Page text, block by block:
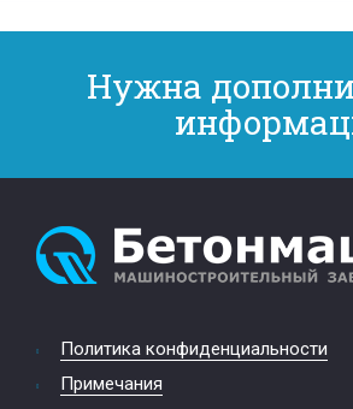
Нужна
Политика конфиденциальности
Примечания